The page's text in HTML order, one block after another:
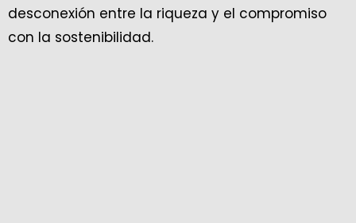
desconexión entre la riqueza y el compromiso
con la sostenibilidad.